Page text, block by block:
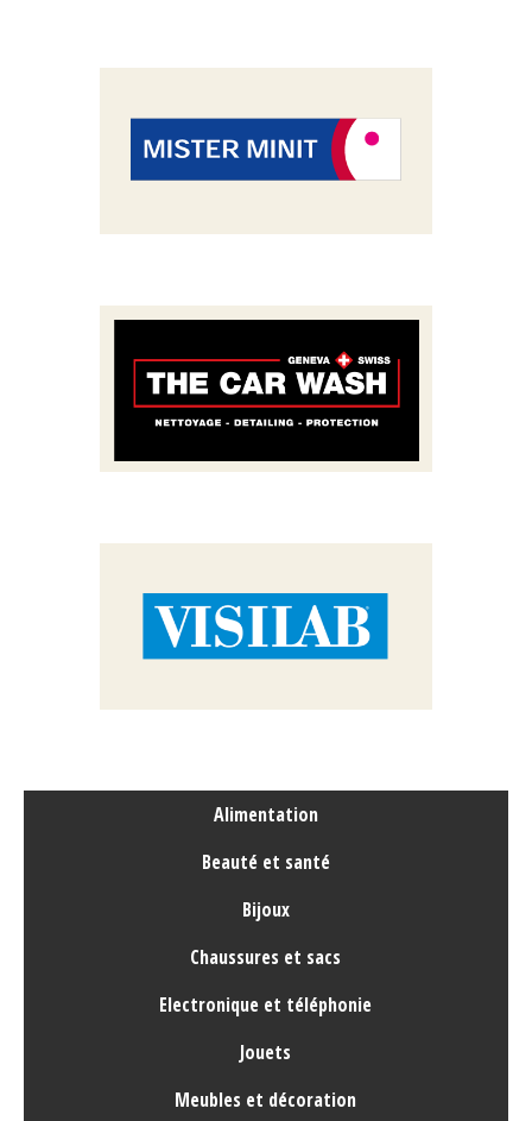
Alimentation
Beauté et santé
Bijoux
Chaussures et sacs
Electronique et téléphonie
Jouets
Meubles et décoration